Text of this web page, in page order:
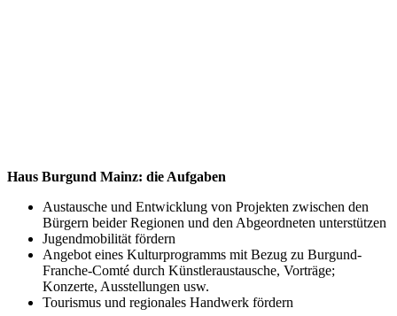
Haus Burgund Mainz: die Aufgaben
Austausche und Entwicklung von Projekten zwischen den
Bürgern beider Regionen und den Abgeordneten unterstützen
Jugendmobilität fördern
Angebot eines Kulturprogramms mit Bezug zu Burgund-
Franche-Comté durch Künstleraustausche, Vorträge;
Konzerte, Ausstellungen usw.
Tourismus und regionales Handwerk fördern